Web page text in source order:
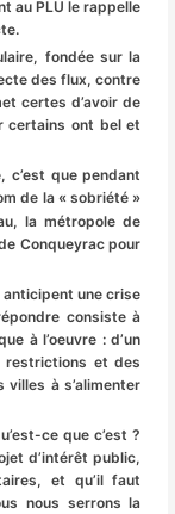
au PLU le rappelle
fondée sur la
des flux, contre
certes d’avoir de
certains ont bel et
c’est que pendant
de la « sobriété »
la métropole de
Conqueyrac pour
une crise
consiste à
à l’oeuvre : d’un
restrictions et des
à s’alimenter
ce que c’est ?
d’intérêt public,
et qu’il faut
nous serrons la